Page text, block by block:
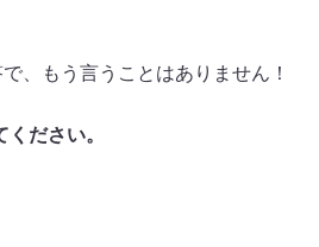
、もう言うことはありません！
ださい。